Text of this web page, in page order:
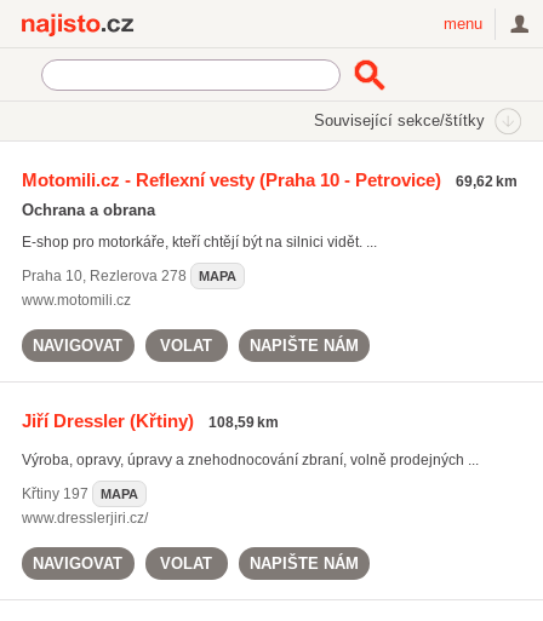
menu
Související sekce/štítky
teleskopické obušky(18)
pepřové spreje(27)
Motomili.cz - Reflexní vesty(Praha 10 - Petrovice) 69,62 km
Ochrana a obrana
E-shop pro motorkáře, kteří chtějí být na silnici vidět. ...
Praha 10, Rezlerova 278 MAPA
www.motomili.cz
NAVIGOVAT VOLAT NAPIŠTE NÁM
Jiří Dressler(Křtiny) 108,59 km
Výroba, opravy, úpravy a znehodnocování zbraní, volně prodejných ...
Křtiny197 MAPA
www.dresslerjiri.cz/
NAVIGOVAT VOLAT NAPIŠTE NÁM